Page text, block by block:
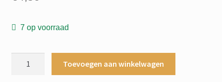
7 op voorraad
Toevoegen aan winkelwagen